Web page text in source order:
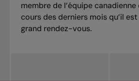
membre de l’équipe
cours des derniers mois qu’il
grand rendez-vous.